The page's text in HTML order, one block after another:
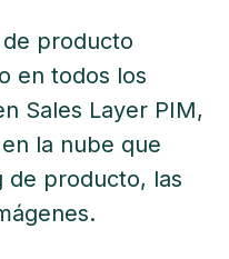
producto
en todos los
Sales Layer PIM,
la nube que
de producto, las